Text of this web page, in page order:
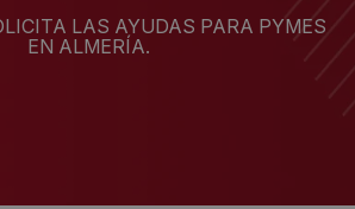
LAS AYUDAS PARA PYMES
EN ALMERÍA.